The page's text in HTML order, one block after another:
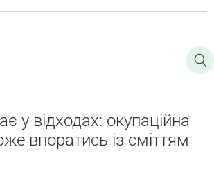
у відходах: окупаційна
впоратись із сміттям